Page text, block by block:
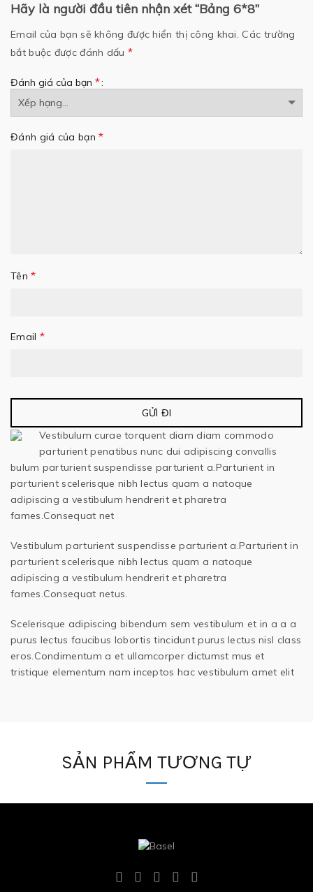
Hãy là người đầu tiên nhận xét “Bảng 6*8”
Email của bạn sẽ không được hiển thị công khai. Các trường
bắt buộc được đánh dấu *
Đánh giá của bạn *
Đánh giá của bạn*
Tên*
Email *
Vestibulum curae torquent diam diam commodo
parturient penatibus nunc dui adipiscing convallis
bulum parturient suspendisse parturient a.Parturient in
parturient scelerisque nibh lectus quam a natoque
adipiscing a vestibulum hendrerit et pharetra
fames.Consequat net
Vestibulum parturient suspendisse parturient a.Parturient in
parturient scelerisque nibh lectus quam a natoque
adipiscing a vestibulum hendrerit et pharetra
fames.Consequat netus.
Scelerisque adipiscing bibendum sem vestibulum et in a a a
purus lectus faucibus lobortis tincidunt purus lectus nisl class
eros.Condimentum a et ullamcorper dictumst mus et
tristique elementum nam inceptos hac vestibulum amet elit
SẢN PHẨM TƯƠNG TỰ